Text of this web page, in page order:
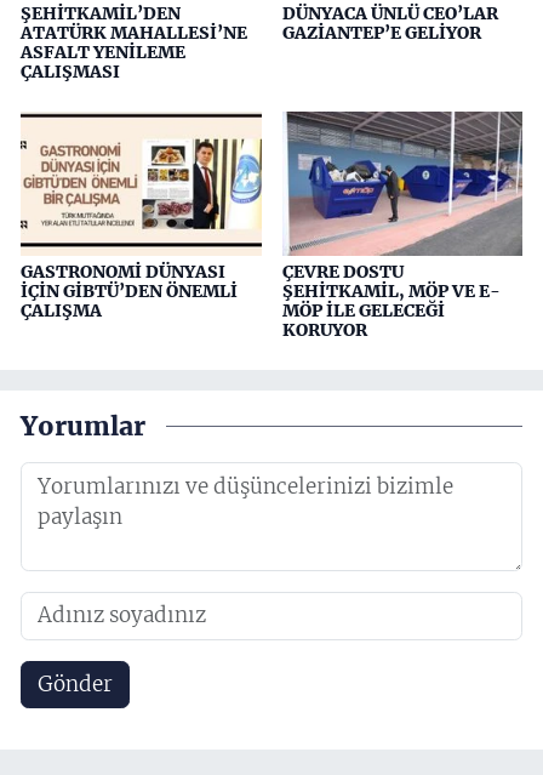
ŞEHİTKAMİL’DEN
ATATÜRK MAHALLESİ’NE
ASFALT YENİLEME
ÇALIŞMASI
DÜNYACA ÜNLÜ CEO’LAR
GAZİANTEP’E GELİYOR
GASTRONOMİ DÜNYASI
İÇİN GİBTÜ’DEN ÖNEMLİ
ÇALIŞMA
ÇEVRE DOSTU
ŞEHİTKAMİL, MÖP VE E-
MÖP İLE GELECEĞİ
KORUYOR
Yorumlar
Gönder